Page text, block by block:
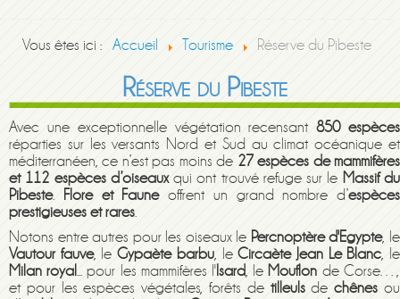
Vous êtes ici : Accueil Tourisme Réserve du Pibeste
Réserve du Pibeste
Avec une exceptionnelle végétation recensant850 espèces
réparties sur les versants Nord et Sud au climat océanique et
méditerranéen, ce n’est pas moins de 27 espèces de mammifères
et 112 espèces d’oiseauxqui ont trouvé refuge sur le Massif du
Pibeste. Flore et Fauneoffrent un grand nombre d’espèces
prestigieuses et rares.
Notons entre autres pour les oiseaux le Percnoptère d'Egypte, le
Vautour fauve, leGypaète barbu, leCircaète Jean Le Blanc, le
Milan royal... pour les mammifères l'Isard, le Mouflon de Corse…,
et pour les espèces végétales, forêts de tilleulsdechênes ou